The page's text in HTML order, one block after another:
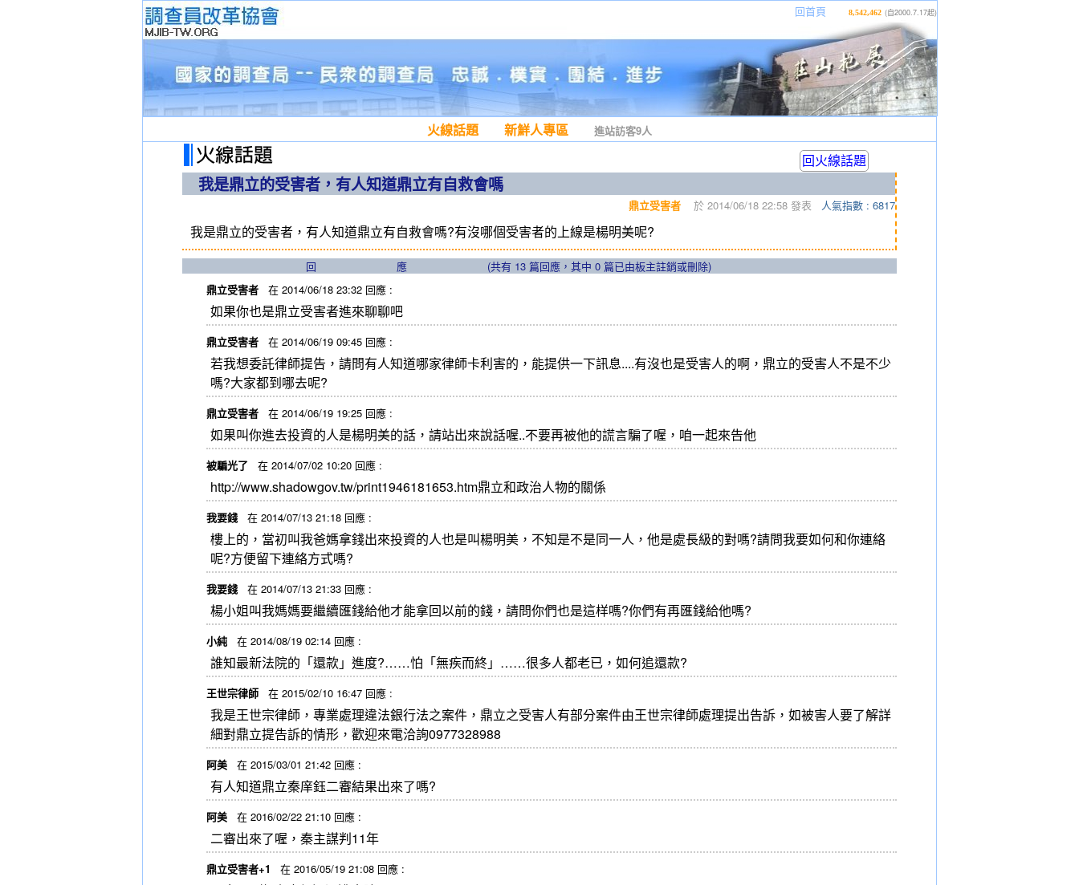
回首頁 8,542,462 (自2000.7.17起)
火線話題 新鮮人專區 進站訪客9人
回火線話題
我是鼎立的受害者，有人知道鼎立有自救會嗎
鼎立受害者 於 2014/06/18 22:58 發表 人氣指數 : 6817
我是鼎立的受害者，有人知道鼎立有自救會嗎?有沒哪個受害者的上線是楊明美呢?
回應 (共有 13 篇回應，其中0 篇已由板主註銷或刪除)
鼎立受害者
在 2014/06/18 23:32 回應 :
如果你也是鼎立受害者進來聊聊吧
鼎立受害者 在 2014/06/19 09:45 回應 :
若我想委託律師提告，請問有人知道哪家律師卡利害的，能提供一下訊息....有沒也是受害人的啊，鼎立的受害人不是不少
嗎?大家都到哪去呢?
鼎立受害者 在 2014/06/19 19:25 回應 :
如果叫你進去投資的人是楊明美的話，請站出來說話喔..不要再被他的謊言騙了喔，咱一起來告他
被騙光了 在 2014/07/02 10:20 回應 :
http://www.shadowgov.tw/print1946181653.htm鼎立和政治人物的關係
我要錢 在 2014/07/13 21:18 回應 :
樓上的，當初叫我爸媽拿錢出來投資的人也是叫楊明美，不知是不是同一人，他是處長級的對嗎?請問我要如何和你連絡
呢?方便留下連絡方式嗎?
我要錢 在 2014/07/13 21:33 回應 :
楊小姐叫我媽媽要繼續匯錢給他才能拿回以前的錢，請問你們也是這样嗎?你們有再匯錢給他嗎?
小純 在 2014/08/19 02:14 回應 :
誰知最新法院的「還款」進度?……怕「無疾而終」……很多人都老已，如何追還款?
王世宗律師 在 2015/02/10 16:47 回應 :
我是王世宗律師，專業處理違法銀行法之案件，鼎立之受害人有部分案件由王世宗律師處理提出告訴，如被害人要了解詳
細對鼎立提告訴的情形，歡迎來電洽詢0977328988
阿美 在 2015/03/01 21:42 回應 :
有人知道鼎立秦庠鈺二審結果出來了嗎?
阿美 在 2016/02/22 21:10 回應 :
二審出來了喔，秦主謀判11年
鼎立受害者+1 在 2016/05/19 21:08 回應 :